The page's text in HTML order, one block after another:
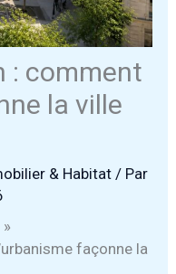
: comment
la ville
& Habitat / Par
façonne la